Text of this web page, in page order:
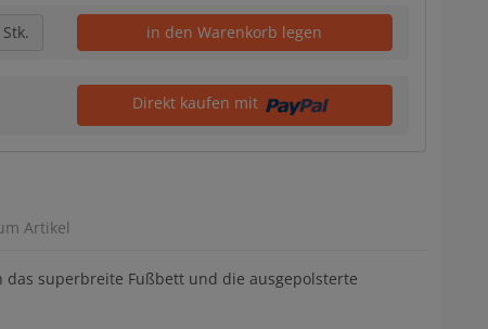
Stk. in den Warenkorb legen
Direkt kaufen mit
Artikel
das superbreite Fußbett und die ausgepolsterte